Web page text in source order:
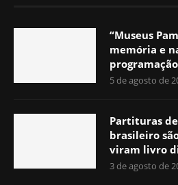
“Museus
memória e
5 de agosto de
Partituras
brasileiro
viram livro
3 de agosto de